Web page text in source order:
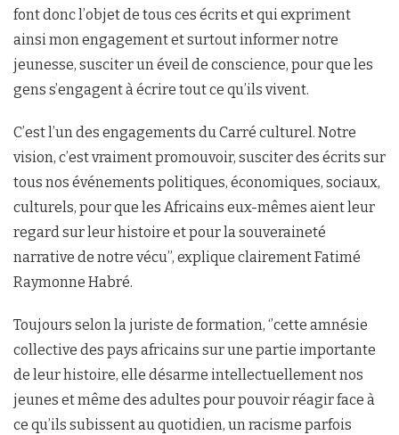
font donc l’objet de tous ces écrits et qui expriment
ainsi mon engagement et surtout informer notre
jeunesse, susciter un éveil de conscience, pour que les
gens s’engagent à écrire tout ce qu’ils vivent.
C’est l’un des engagements du Carré culturel. Notre
vision, c’est vraiment promouvoir, susciter des écrits sur
tous nos événements politiques, économiques, sociaux,
culturels, pour que les Africains eux-mêmes aient leur
regard sur leur histoire et pour la souveraineté
narrative de notre vécu’’, explique clairement Fatimé
Raymonne Habré.
Toujours selon la juriste de formation, ‘’cette amnésie
collective des pays africains sur une partie importante
de leur histoire, elle désarme intellectuellement nos
jeunes et même des adultes pour pouvoir réagir face à
ce qu’ils subissent au quotidien, un racisme parfois